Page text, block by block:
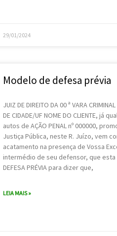
29/01/2024
Modelo de defesa prévia
JUIZ DE DIREITO DA 00 ª VARA
DE CIDADE/UF NOME DO CLIENTE, já
autos de AÇÃO PENAL nº 000000,
Justiça Pública, neste R. Juízo, vem
acatamento na presença de Vossa
intermédio de seu defensor, que
DEFESA PRÉVIA para dizer que,
LEIA MAIS »